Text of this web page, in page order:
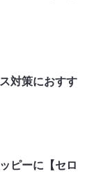
対策におすす
ピーに【セロ